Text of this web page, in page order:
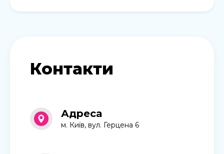
Контакти
Адреса
м. Київ, вул. Герцена 6